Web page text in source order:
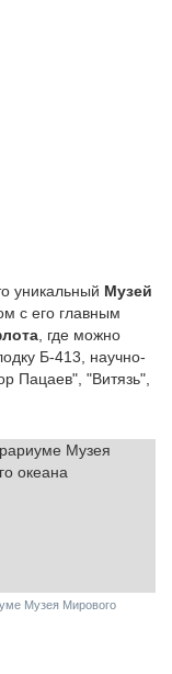
уникальный Музей
с его главным
, где можно
Б-413, научно-
Пацаев", "Витязь",
Музея Мирового